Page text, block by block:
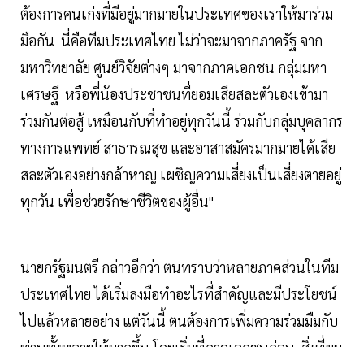
ต้องการคนเก่งที่มีอยู่มากมายในประเทศของเราให้มาร่วม
มือกัน นี่คือทีมประเทศไทย ไม่ว่าจะมาจากภาครัฐ จาก
มหาวิทยาลัย ศูนย์วิจัยต่างๆ มาจากภาคเอกชน กลุ่มมหา
เศรษฐี หรือพี่น้องประชาชนที่ยอมเสียสละตัวเองเข้ามา
ร่วมกันต่อสู้ เหมือนกับที่ทำอยู่ทุกวันนี้ ร่วมกับกลุ่มบุคลากร
ทางการแพทย์ สาธารณสุข และอาสาสมัครมากมายได้เสีย
สละตัวเองอย่างกล้าหาญ เผชิญความเสี่ยงเป็นเสี่ยงตายอยู่
ทุกวัน เพื่อช่วยรักษาชีวิตของผู้อื่น"
นายกรัฐมนตรี กล่าวอีกว่า ตนทราบว่าหลายภาคส่วนในทีม
ประเทศไทย ได้เริ่มลงมือทำอะไรที่สำคัญและมีประโยชน์
ไปแล้วหลายอย่าง แต่วันนี้ ตนต้องการเพิ่มความร่วมมืมกับ